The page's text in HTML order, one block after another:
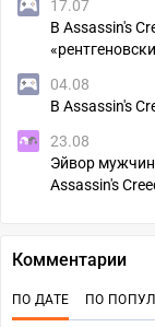
17.07
В Assassin's
04.08
В Assassin's
23.08
Эйвор
Assassin's
Комментарии
ПО ДАТЕ ПО